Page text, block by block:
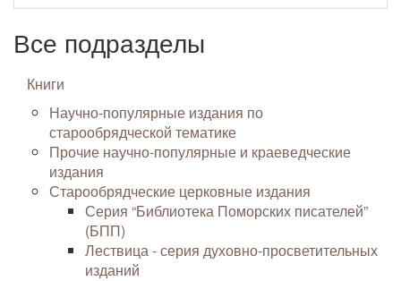
Все подразделы
Книги
Научно-популярные издания по
старообрядческой тематике
Прочие научно-популярные и краеведческие
издания
Старообрядческие церковные издания
Серия “Библиотека Поморских писателей”
(БПП)
Лествица - серия духовно-просветительных
изданий